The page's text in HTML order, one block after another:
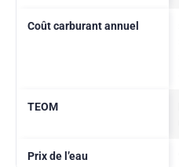
Coût carburant annuel
TEOM
Prix de l’eau